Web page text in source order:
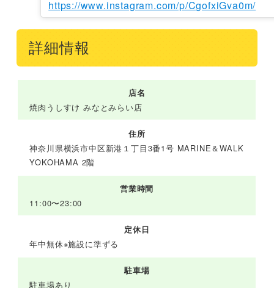
https://www.instagram.com/p/CgofxiGva0m/
詳細情報
店名
焼肉うしすけ みなとみらい店
住所
神奈川県横浜市中区新港１丁目3番1号 MARINE＆WALK
YOKOHAMA 2階
営業時間
11:00〜23:00
定休日
年中無休※施設に準ずる
駐車場
駐車場あり